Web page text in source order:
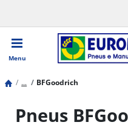
Menu
... BFGoodrich
Pneus